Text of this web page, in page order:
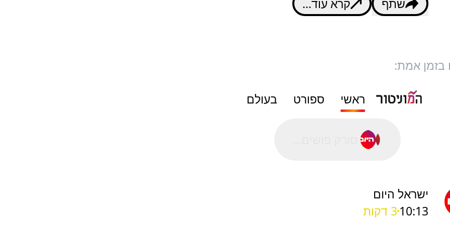
קרא עוד... שתף
בזמן אמת:
ראשי ספורט בעולם
ישראל היום
10:13 3 דקות